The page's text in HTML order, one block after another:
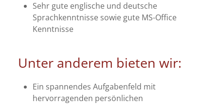
Sehr gute englische und deutsche
Sprachkenntnisse sowie gute MS-Office
Kenntnisse
Unter anderem bieten wir:
Ein spannendes Aufgabenfeld mit
hervorragenden persönlichen